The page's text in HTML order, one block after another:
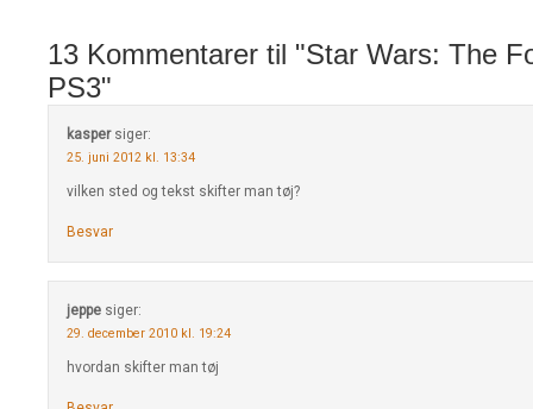
13 Kommentarer til "Star Wars: The
PS3"
kasper siger:
25. juni 2012 kl. 13:34
vilken sted og tekst skifter man tøj?
Besvar
jeppe siger:
29. december 2010 kl. 19:24
hvordan skifter man tøj